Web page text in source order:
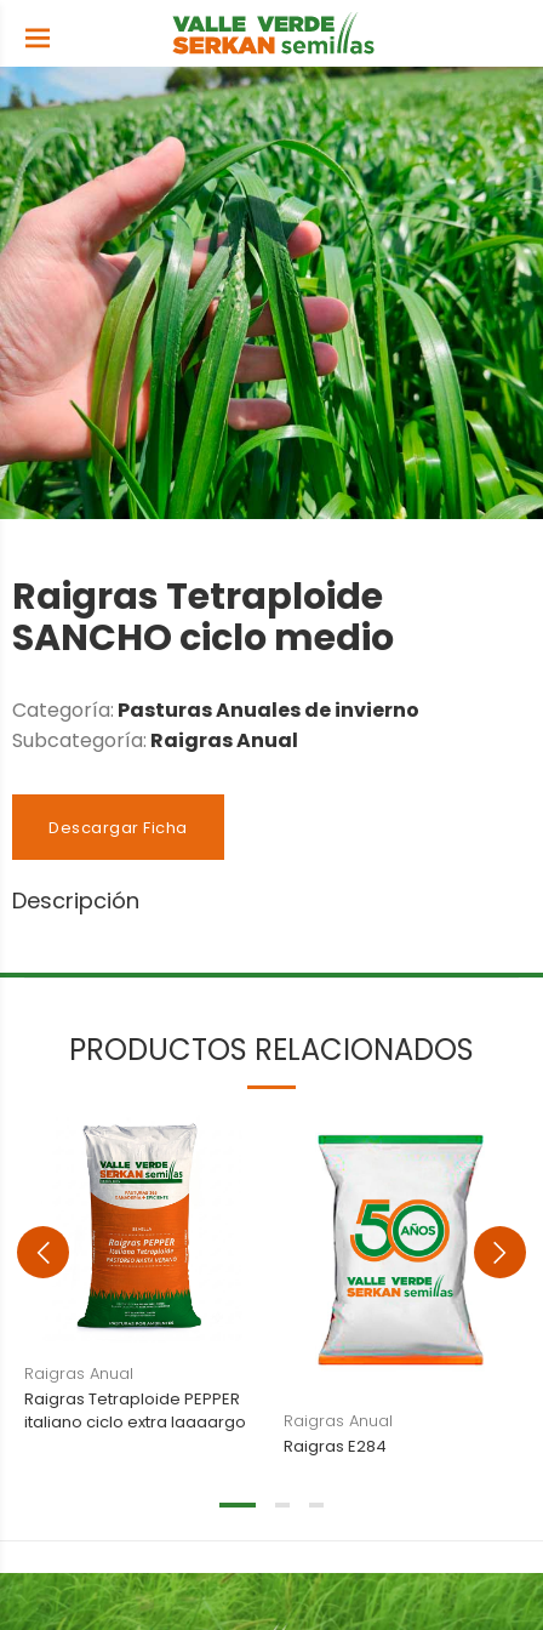
Raigras Tetraploide
SANCHO ciclo medio
Categoría: Pasturas Anuales de invierno
Subcategoría: Raigras Anual
Descargar Ficha
Descripción
PRODUCTOS RELACIONADOS
Raigras Anual
Raigras Tetraploide PEPPER
italiano ciclo extra laaaargo
Raigras Anual
Raigras E284